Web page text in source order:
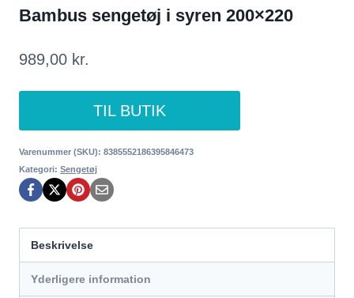
Bambus sengetøj i syren 200×220
989,00 kr.
TIL BUTIK
Varenummer (SKU): 8385552186395846473
Kategori: Sengetøj
Beskrivelse
Yderligere information